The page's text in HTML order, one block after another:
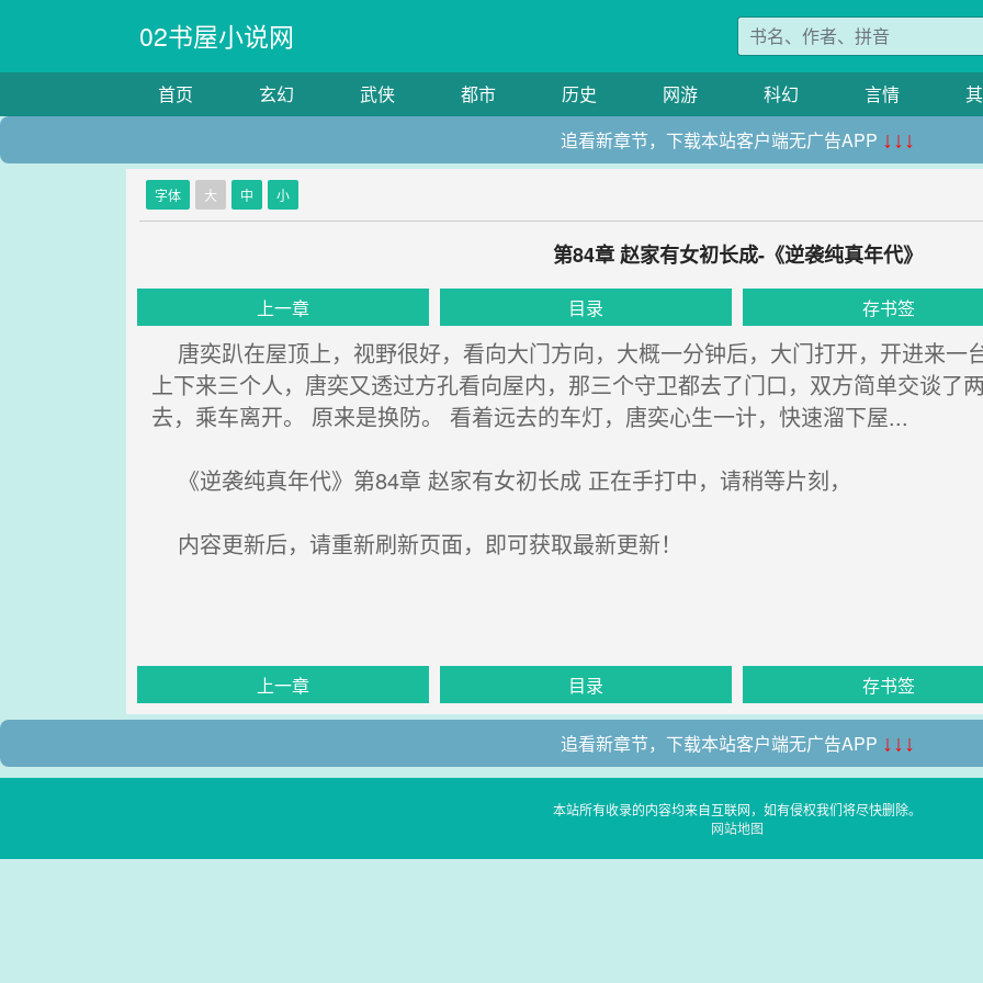
02书屋小说网
首页 玄幻 武侠 都市 历史 网游 科幻 言情
追看新章节，下载本站客户端无广告APP ↓↓↓
字体 大 中 小
第84章 赵家有女初长成-《逆袭纯真年代》
上一章 目录 存书签
唐奕趴在屋顶上，视野很好，看向大门方向，大概一分钟后，大门打开，开进来一
上下来三个人，唐奕又透过方孔看向屋内，那三个守卫都去了门口，双方简单交谈了
去，乘车离开。 原来是换防。 看着远去的车灯，唐奕心生一计，快速溜下屋...
《逆袭纯真年代》第84章 赵家有女初长成 正在手打中，请稍等片刻，
内容更新后，请重新刷新页面，即可获取最新更新！
上一章 目录 存书签
追看新章节，下载本站客户端无广告APP ↓↓↓
本站所有收录的内容均来自互联网，如有侵权我们将尽快删除。
网站地图